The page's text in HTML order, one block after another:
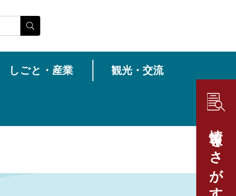
情報をさがす
しごと・産業 観光・交流